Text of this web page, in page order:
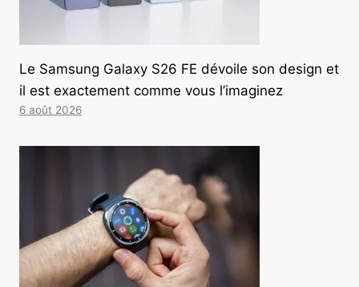
Le Samsung Galaxy S26 FE dévoile son design et
il est exactement comme vous l’imaginez
6 août 2026